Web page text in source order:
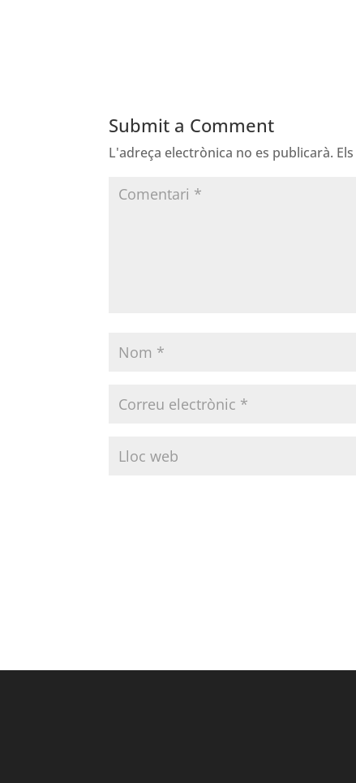
Submit a Comment
L'adreça electrònica no es publicarà.